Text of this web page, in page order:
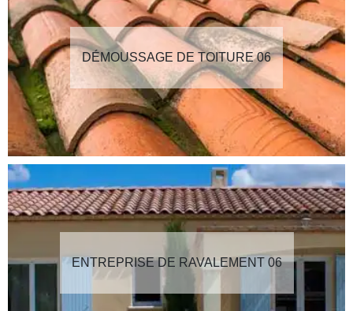
DÉMOUSSAGE DE TOITURE 06
ENTREPRISE DE RAVALEMENT 06